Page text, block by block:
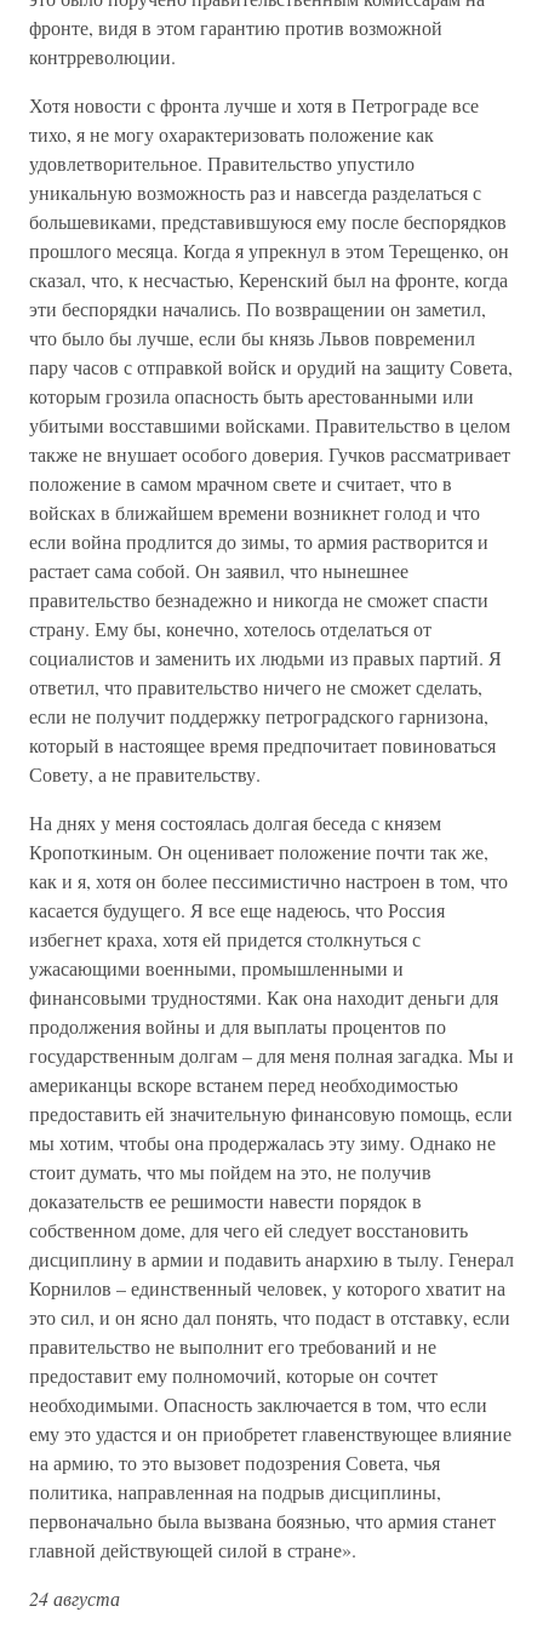
фронте, видя в этом гарантию против возможной
контрреволюции.
Хотя новости с фронта лучше и хотя в Петрограде все
тихо, я не могу охарактеризовать положение как
удовлетворительное. Правительство упустило
уникальную возможность раз и навсегда разделаться с
большевиками, представившуюся ему после беспорядков
прошлого месяца. Когда я упрекнул в этом Терещенко, он
сказал, что, к несчастью, Керенский был на фронте, когда
эти беспорядки начались. По возвращении он заметил,
что было бы лучше, если бы князь Львов повременил
пару часов с отправкой войск и орудий на защиту Совета,
которым грозила опасность быть арестованными или
убитыми восставшими войсками. Правительство в целом
также не внушает особого доверия. Гучков рассматривает
положение в самом мрачном свете и считает, что в
войсках в ближайшем времени возникнет голод и что
если война продлится до зимы, то армия растворится и
растает сама собой. Он заявил, что нынешнее
правительство безнадежно и никогда не сможет спасти
страну. Ему бы, конечно, хотелось отделаться от
социалистов и заменить их людьми из правых партий. Я
ответил, что правительство ничего не сможет сделать,
если не получит поддержку петроградского гарнизона,
который в настоящее время предпочитает повиноваться
Совету, а не правительству.
На днях у меня состоялась долгая беседа с князем
Кропоткиным. Он оценивает положение почти так же,
как и я, хотя он более пессимистично настроен в том, что
касается будущего. Я все еще надеюсь, что Россия
избегнет краха, хотя ей придется столкнуться с
ужасающими военными, промышленными и
финансовыми трудностями. Как она находит деньги для
продолжения войны и для выплаты процентов по
государственным долгам – для меня полная загадка. Мы и
американцы вскоре встанем перед необходимостью
предоставить ей значительную финансовую помощь, если
мы хотим, чтобы она продержалась эту зиму. Однако не
стоит думать, что мы пойдем на это, не получив
доказательств ее решимости навести порядок в
собственном доме, для чего ей следует восстановить
дисциплину в армии и подавить анархию в тылу. Генерал
Корнилов – единственный человек, у которого хватит на
это сил, и он ясно дал понять, что подаст в отставку, если
правительство не выполнит его требований и не
предоставит ему полномочий, которые он сочтет
необходимыми. Опасность заключается в том, что если
ему это удастся и он приобретет главенствующее влияние
на армию, то это вызовет подозрения Совета, чья
политика, направленная на подрыв дисциплины,
первоначально была вызвана боязнью, что армия станет
главной действующей силой в стране».
24 августа